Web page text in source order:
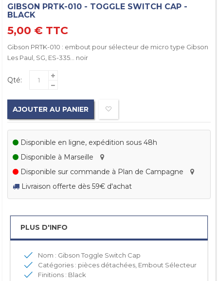
GIBSON PRTK-010 - TOGGLE SWITCH CAP -
BLACK
5,00 € TTC
Gibson PRTK-010 : embout pour sélecteur de micro type Gibson
Les Paul, SG, ES-335... noir
Qté:
AJOUTER AU PANIER
Disponible en ligne, expédition sous 48h
Disponible à Marseille
Disponible sur commande à Plan de Campagne
Livraison offerte dès 59€ d'achat
PLUS D'INFO
Nom : Gibson Toggle Switch Cap
Catégories : pièces détachées, Embout Sélecteur
Finitions : Black